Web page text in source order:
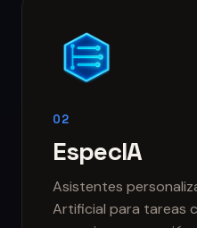
02
EspecIA
Asistentes
Artificial para tareas